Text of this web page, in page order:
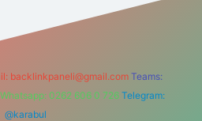
backlinkpaneli@gmail.com Teams:
Whatsapp: 0262 606 0 726 Telegram:
@karabul